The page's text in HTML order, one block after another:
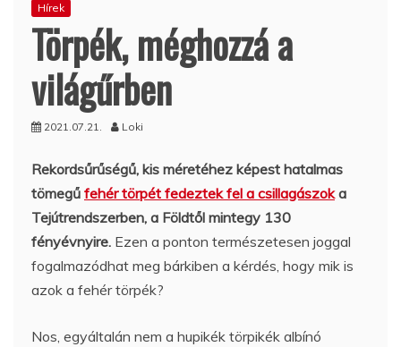
Hírek
Törpék, méghozzá a
világűrben
2021.07.21. Loki
Rekordsűrűségű, kis méretéhez képest hatalmas
tömegű fehér törpét fedeztek fel a csillagászoka
Tejútrendszerben, a Földtől mintegy 130
fényévnyire. Ezen a ponton természetesen joggal
fogalmazódhat meg bárkiben a kérdés, hogy mik is
azok a fehér törpék?
Nos, egyáltalán nem a hupikék törpikék albínó